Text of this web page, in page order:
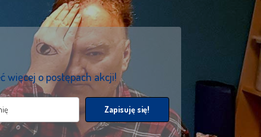
więcej o postępach akcji!
Zapisuję się!